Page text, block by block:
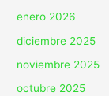
enero 2026
diciembre 2025
noviembre 2025
octubre 2025